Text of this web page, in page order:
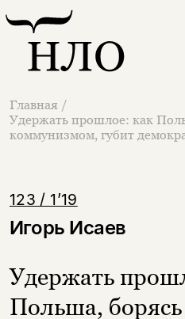
Главная /
Удержать прошлое: как
коммунизмом, губит
123 / 1’19
Игорь Исаев
Удержать
Польша, борясь